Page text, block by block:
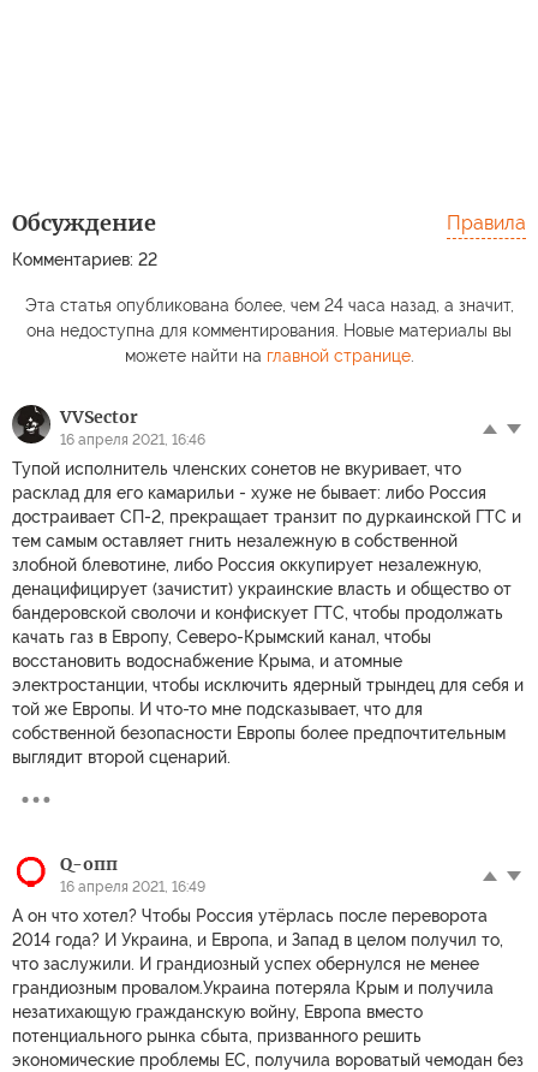
Обсуждение
Комментариев: 22
Правила
Эта статья опубликована более, чем 24 часа назад, а значит,
она недоступна для комментирования. Новые материалы вы
можете найти на главной странице.
VVSector
16 апреля 2021, 16:46
Тупой исполнитель членских сонетов не вкуривает, что
расклад для его камарильи - хуже не бывает: либо Россия
достраивает СП-2, прекращает транзит по дуркаинской ГТС и
тем самым оставляет гнить незалежную в собственной
злобной блевотине, либо Россия оккупирует незалежную,
денацифицирует (зачистит) украинские власть и общество от
бандеровской сволочи и конфискует ГТС, чтобы продолжать
качать газ в Европу, Северо-Крымский канал, чтобы
восстановить водоснабжение Крыма, и атомные
электростанции, чтобы исключить ядерный трындец для себя и
той же Европы. И что-то мне подсказывает, что для
собственной безопасности Европы более предпочтительным
выглядит второй сценарий.
Q-опп
16 апреля 2021, 16:49
А он что хотел? Чтобы Россия утёрлась после переворота
2014 года? И Украина, и Европа, и Запад в целом получил то,
что заслужили. И грандиозный успех обернулся не менее
грандиозным провалом.Украина потеряла Крым и получила
незатихающую гражданскую войну, Европа вместо
потенциального рынка сбыта, призванного решить
экономические проблемы ЕС, получила вороватый чемодан без